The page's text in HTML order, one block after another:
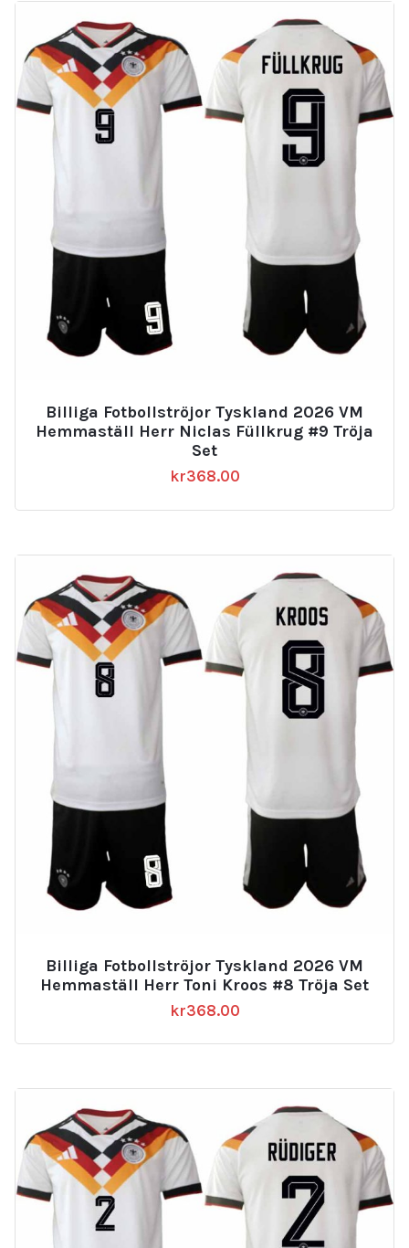
Billiga Fotbollströjor Tyskland 2026 VM
Hemmaställ Herr Niclas Füllkrug #9 Tröja
Set
kr368.00
Billiga Fotbollströjor Tyskland 2026 VM
Hemmaställ Herr Toni Kroos #8 Tröja Set
kr368.00